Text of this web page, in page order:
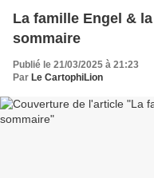
La famille Engel &
sommaire
Publié le 21/03/2025 à 21:23
Par Le CartophiLion